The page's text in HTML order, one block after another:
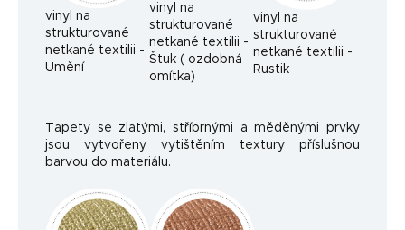
vinyl na
strukturované
netkané textilii -
Umění
vinyl na
strukturované
netkané textilii -
Štuk ( ozdobná
omítka)
vinyl na
strukturované
netkané textilii -
Rustik
Tapety se zlatými, stříbrnými a měděnými prvky
jsou vytvořeny vytištěním textury příslušnou
barvou do materiálu.